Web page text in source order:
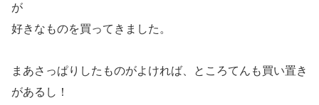
が
好きなものを買ってきました。
まあさっぱりしたものがよければ、ところてんも買い置き
があるし！